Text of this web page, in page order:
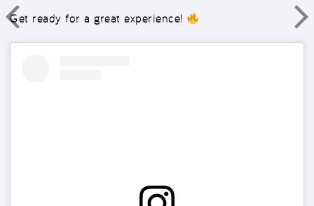
Get ready for a great experience!